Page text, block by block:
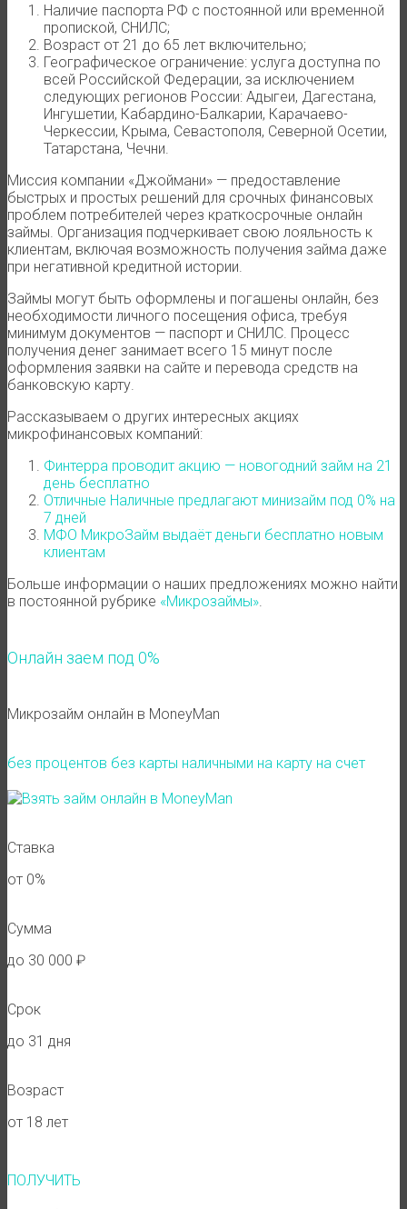
Наличие паспорта РФ с постоянной или временной
пропиской, СНИЛС;
Возраст от 21 до 65 лет включительно;
Географическое ограничение: услуга доступна по
всей Российской Федерации, за исключением
следующих регионов России: Адыгеи, Дагестана,
Ингушетии, Кабардино-Балкарии, Карачаево-
Черкессии, Крыма, Севастополя, Северной Осетии,
Татарстана, Чечни.
Миссия компании «Джоймани» — предоставление
быстрых и простых решений для срочных финансовых
проблем потребителей через краткосрочные онлайн
займы. Организация подчеркивает свою лояльность к
клиентам, включая возможность получения займа даже
при негативной кредитной истории.
Займы могут быть оформлены и погашены онлайн, без
необходимости личного посещения офиса, требуя
минимум документов — паспорт и СНИЛС. Процесс
получения денег занимает всего 15 минут после
оформления заявки на сайте и перевода средств на
банковскую карту.
Рассказываем о других интересных акциях
микрофинансовых компаний:
Финтерра проводит акцию — новогодний займ на 21
день бесплатно
Отличные Наличные предлагают минизайм под 0% на
7 дней
МФО МикроЗайм выдаёт деньги бесплатно новым
клиентам
Больше информации о наших предложениях можно найти
в постоянной рубрике «Микрозаймы»
Онлайн заем под 0%
Микрозайм онлайн в MoneyMan
без процентов без карты наличными на карту на счет
Ставка
от 0%
Сумма
до 30 000 ₽
Срок
до 31 дня
Возраст
от 18 лет
ПОЛУЧИТЬ